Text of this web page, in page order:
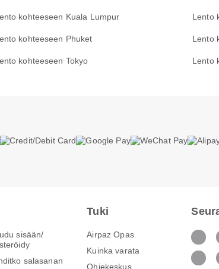
kohteeseen Kuala Lumpur Lento
kohteeseen Phuket Lento
kohteeseen Tokyo Lento
sisään/
salasanan
Tuki
Airpaz Opas
Kuinka varata
Ohjekeskus